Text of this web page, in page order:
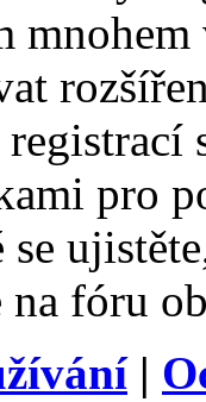
pro
na fóru
|